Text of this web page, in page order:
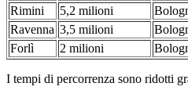
Rimini
5,2 milioni
Ravenna 3,5 milioni
Forlì
2 milioni
I tempi di percorrenza sono ridotti